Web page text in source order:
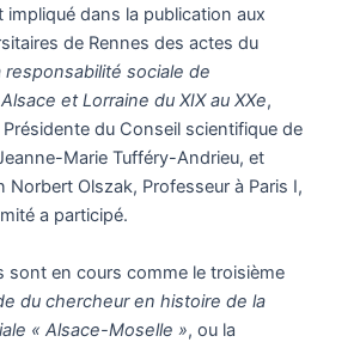
impliqué dans la publication aux
de Rennes des actes du
responsabilité sociale de
et Lorraine du XIX au XXe,
du Conseil scientifique de
Marie Tufféry-Andrieu, et
Norbert Olszak, Professeur à Paris I,
a participé.
sont en cours comme le troisième
du chercheur en histoire de la
« Alsace-Moselle », ou la